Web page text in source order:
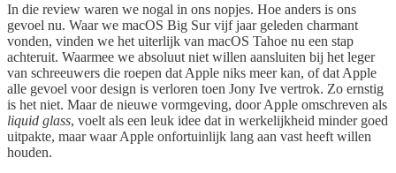
In die review waren we nogal in ons nopjes. Hoe anders is ons
gevoel nu. Waar we macOS Big Sur vijf jaar geleden charmant
vonden, vinden we het uiterlijk van macOS Tahoe nu een stap
achteruit. Waarmee we absoluut niet willen aansluiten bij het leger
van schreeuwers die roepen dat Apple niks meer kan, of dat Apple
alle gevoel voor design is verloren toen Jony Ive vertrok. Zo ernstig
is het niet. Maar de nieuwe vormgeving, door Apple omschreven als
liquid glass, voelt als een leuk idee dat in werkelijkheid minder goed
uitpakte, maar waar Apple onfortuinlijk lang aan vast heeft willen
houden.